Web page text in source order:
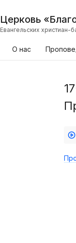
Церковь
Евангельских христиан-
О нас